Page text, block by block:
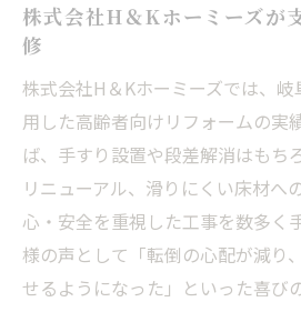
株式会社H＆Kホーミーズが
修
株式会社H＆Kホーミーズでは、
用した高齢者向けリフォームの実
ば、手すり設置や段差解消はもち
リニューアル、滑りにくい床材へ
心・安全を重視した工事を数多く
様の声として「転倒の心配が減り
せるようになった」といった喜び